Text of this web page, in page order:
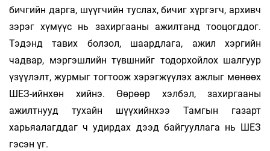
бичгийн дарга, шүүгчийн туслах, бичиг хүргэгч, архивч
зэрэг хүмүүс нь захиргааны ажилтанд тооцогддог.
Тэдэнд тавих болзол, шаардлага, ажил хэргийн
чадвар, мэргэшлийн түвшнийг тодорхойлох шалгуур
үзүүлэлт, журмыг тогтоож хэрэгжүүлэх ажлыг мөнөөх
ШЕЗ-ийнхөн хийнэ. Өөрөөр хэлбэл, захиргааны
ажилтнууд тухайн шүүхийнхээ Тамгын газарт
харьяалагддаг ч удирдах дээд байгууллага нь ШЕЗ
гэсэн үг.